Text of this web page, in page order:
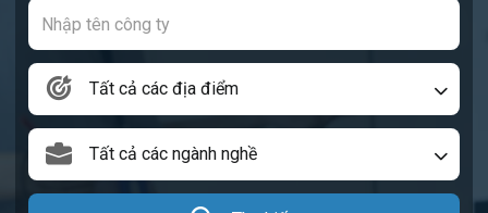
Tất cả các địa điểm
Tất cả các ngành nghề